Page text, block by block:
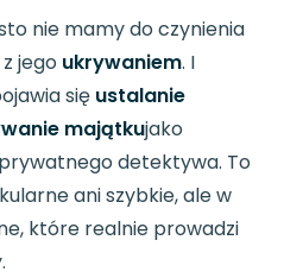
nie mamy do czynienia
jego ukrywaniem. I
się ustalanie
majątkujako
detektywa. To
ani szybkie, ale w
które realnie prowadzi